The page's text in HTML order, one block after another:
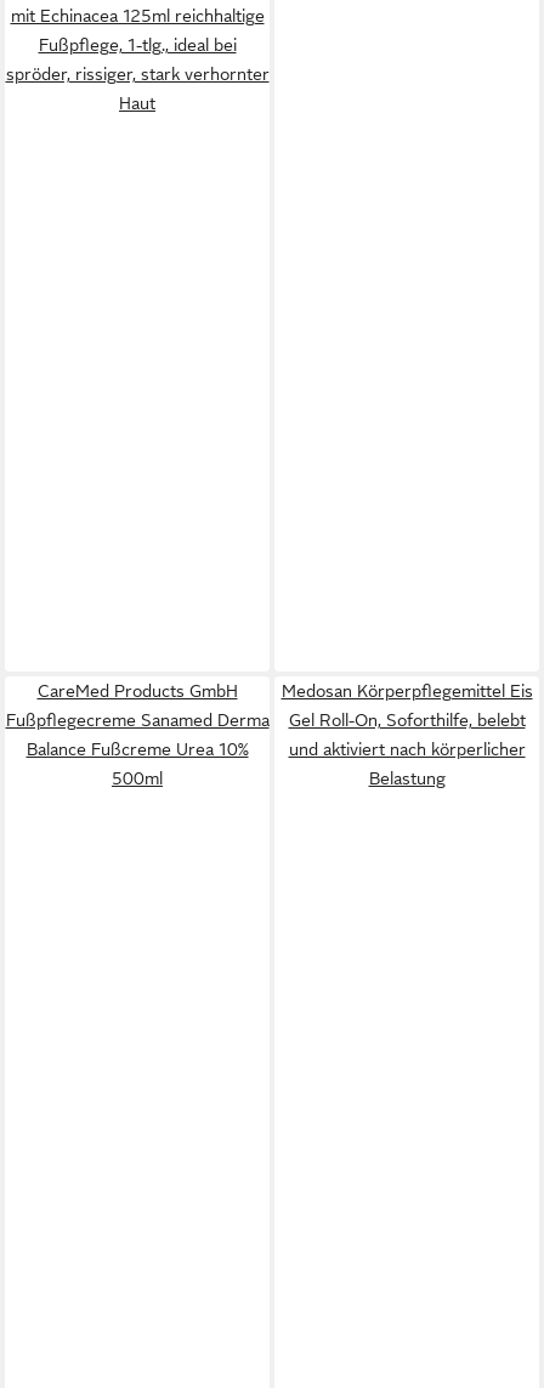
mit Echinacea 125ml reichhaltige
Fußpflege, 1-tlg., ideal bei
spröder, rissiger, stark verhornter
Haut
CareMed Products GmbH
Fußpflegecreme Sanamed Derma
Balance Fußcreme Urea 10%
500ml
Medosan Körperpflegemittel Eis
Gel Roll-On, Soforthilfe, belebt
und aktiviert nach körperlicher
Belastung